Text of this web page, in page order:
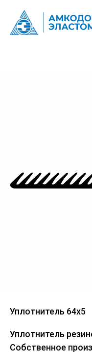
Уплотнитель 64х5
Уплотнитель
Собственное